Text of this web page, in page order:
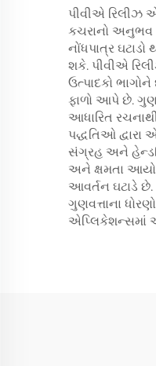
પીવીએ રિલીઝ
કચરાનો અનુભવ
નોંધપાત્ર
શકે. પીવીએ
ઉત્પાદકો
ફાળો આપે છે.
આધારિત
પદ્ધતિઓ દ્વારા
સંગ્રહ અને
અને ક્ષમતા
આવર્તન ઘટાડે
ગુણવત્તાના
એપ્લિકેશન્સમાં